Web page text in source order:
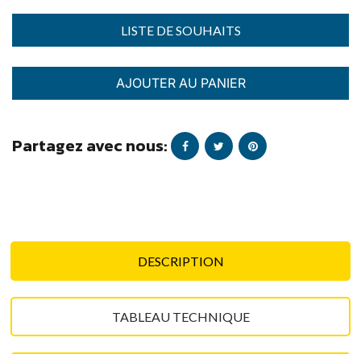
AJOUTER AU PANIER
Partagez avec nous:
DESCRIPTION
TABLEAU TECHNIQUE